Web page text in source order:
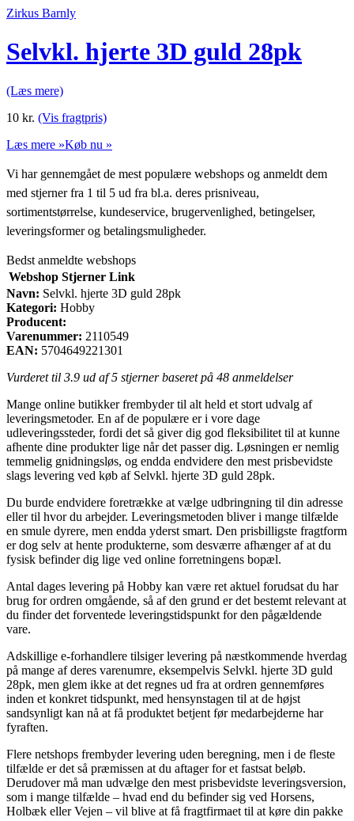
Zirkus Barnly
Selvkl. hjerte 3D guld 28pk
(Læs mere)
10 kr. (Vis fragtpris)
Læs mere »Køb nu »
Vi har gennemgået de mest populære webshops og anmeldt dem
med stjerner fra 1 til 5 ud fra bl.a. deres prisniveau,
sortimentstørrelse, kundeservice, brugervenlighed, betingelser,
leveringsformer og betalingsmuligheder.
Bedst anmeldte webshops
Webshop Stjerner Link
Navn: Selvkl. hjerte 3D guld 28pk
Kategori: Hobby
Producent:
Varenummer: 2110549
EAN: 5704649221301
Vurderet til 3.9 ud af 5 stjerner baseret på 48 anmeldelser
Mange online butikker frembyder til alt held et stort udvalg af
leveringsmetoder. En af de populære er i vore dage
udleveringssteder, fordi det så giver dig god fleksibilitet til at kunne
afhente dine produkter lige når det passer dig. Løsningen er nemlig
temmelig gnidningsløs, og endda endvidere den mest prisbevidste
slags levering ved køb af Selvkl. hjerte 3D guld 28pk.
Du burde endvidere foretrække at vælge udbringning til din adresse
eller til hvor du arbejder. Leveringsmetoden bliver i mange tilfælde
en smule dyrere, men endda yderst smart. Den prisbilligste fragtform
er dog selv at hente produkterne, som desværre afhænger af at du
fysisk befinder dig lige ved online forretningens bopæl.
Antal dages levering på Hobby kan være ret aktuel forudsat du har
brug for ordren omgående, så af den grund er det bestemt relevant at
du finder det forventede leveringstidspunkt for den pågældende
vare.
Adskillige e-forhandlere tilsiger levering på næstkommende hverdag
på mange af deres varenumre, eksempelvis Selvkl. hjerte 3D guld
28pk, men glem ikke at det regnes ud fra at ordren gennemføres
inden et konkret tidspunkt, med hensynstagen til at de højst
sandsynligt kan nå at få produktet betjent før medarbejderne har
fyraften.
Flere netshops frembyder levering uden beregning, men i de fleste
tilfælde er det så præmissen at du aftager for et fastsat beløb.
Derudover må man udvælge den mest prisbevidste leveringsversion,
som i mange tilfælde – hvad end du befinder sig ved Horsens,
Holbæk eller Vejen – vil blive at få fragtfirmaet til at køre din pakke